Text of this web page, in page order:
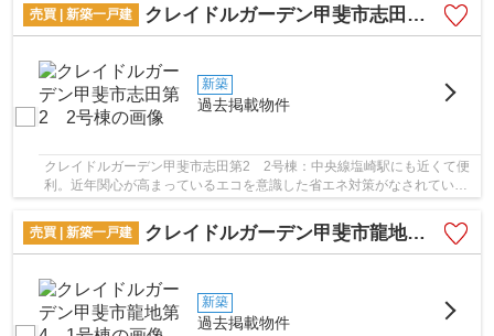
売買 | 新築一戸建
クレイドルガーデン甲斐市志田第2 2号棟
新築
過去掲載物件
クレイドルガーデン甲斐市志田第2 2号棟：中央線塩崎駅にも近くて便
利。近年関心が高まっているエコを意識した省エネ対策がなされていま
す。戸建て物件をご検討なら、コチラの新築の...
売買 | 新築一戸建
クレイドルガーデン甲斐市龍地第4 1号棟
新築
過去掲載物件